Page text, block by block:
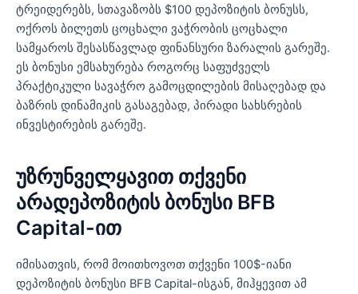
ტრეიდერებს, სთავაზობს $100 დეპოზიტის ბონუსს,
ოქროს ბილეთს ცოცხალი ვაჭრობის ცოცხალი
სამყაროს შესასწავლად ფინანსური ზარალის გარეშე.
ეს ბონუსი ემსახურება როგორც საფუძველს
პრაქტიკული სავაჭრო გამოცდილების მისაღებად და
ბაზრის დინამიკის გასაგებად, პირადი სახსრების
ინვესტირების გარეშე.
უზრუნველყავით თქვენი
არადეპოზიტის ბონუსი BFB
Capital-ით
იმისათვის, რომ მოითხოვოთ თქვენი 100$-იანი
დეპოზიტის ბონუსი BFB Capital-ისგან, მიჰყევით ამ